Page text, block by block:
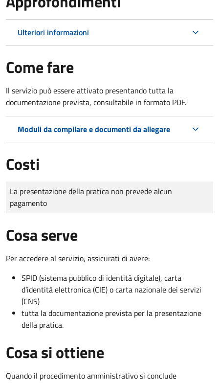
Ulteriori informazioni
Come fare
Il servizio può essere attivato presentando tutta la
documentazione prevista, consultabile in formato PDF.
Moduli da compilare e documenti da allegare
Costi
Tipo di pagamento
Importo
La presentazione della pratica non prevede alcun
pagamento
Cosa serve
Per accedere al servizio, assicurati di avere:
SPID (sistema pubblico di identità digitale), carta
d’identità elettronica (CIE) o carta nazionale dei servizi
(CNS)
tutta la documentazione prevista per la presentazione
della pratica.
Cosa si ottiene
Quando il procedimento amministrativo si conclude